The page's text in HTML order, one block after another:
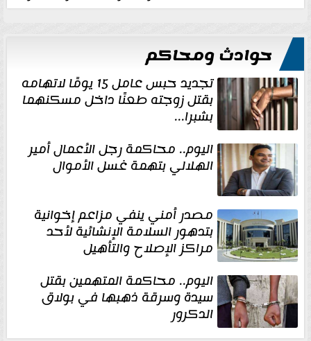
حوادث ومحاكم
تجديد حبس عامل 15 يومًا لاتهامه
بقتل زوجته طعنًا داخل مسكنهما
بشبرا...
اليوم.. محاكمة رجل الأعمال أمير
الهلالي بتهمة غسل الأموال
مصدر أمني ينفي مزاعم إخوانية
بتدهور السلامة الإنشائية لأحد
مراكز الإصلاح والتأهيل
اليوم.. محاكمة المتهمين بقتل
سيدة وسرقة ذهبها في بولاق
الدكرور